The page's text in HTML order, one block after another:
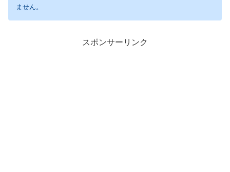
ません。
スポンサーリンク